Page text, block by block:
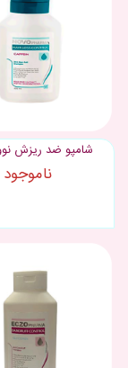
شامپو ضد ریزش نوو
ناموجود